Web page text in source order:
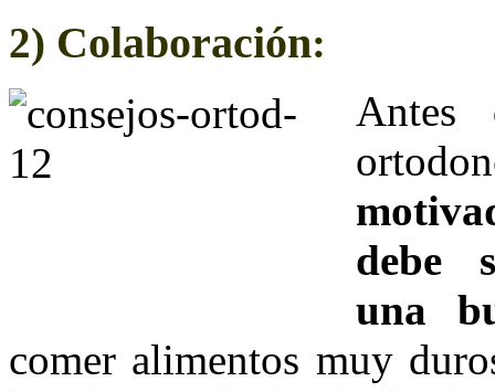
2) Colaboración:
Antes
debe
una
comer alimentos muy